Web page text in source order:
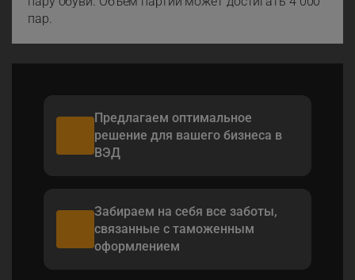
пар.
Предлагаем оптимальное
решение для вашего бизнеса в
ВЭД
Забираем на себя все заботы,
связанные с таможенным
оформлением